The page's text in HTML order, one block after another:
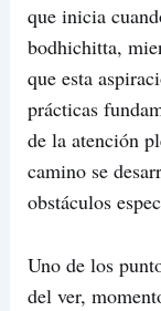
que inicia
bodhichitta,
que esta
prácticas
de la atención
camino se
obstáculos
Uno de los
del ver,